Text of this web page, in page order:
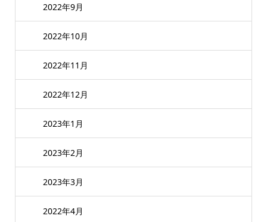
2022年9月
2022年10月
2022年11月
2022年12月
2023年1月
2023年2月
2023年3月
2022年4月